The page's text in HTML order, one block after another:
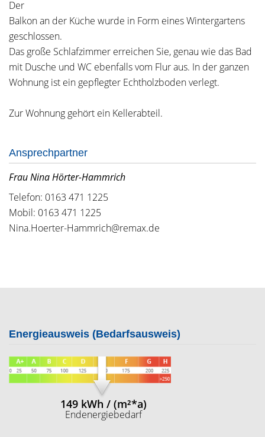
Der
Balkon an der Küche wurde in Form eines Wintergartens
geschlossen.
Das große Schlafzimmer erreichen Sie, genau wie das Bad
mit Dusche und WC ebenfalls vom Flur aus. In der ganzen
Wohnung ist ein gepflegter Echtholzboden verlegt.
Zur Wohnung gehört ein Kellerabteil.
Ansprechpartner
Frau Nina Hörter-Hammrich
Telefon: 0163 471 1225
Mobil: 0163 471 1225
Nina.Hoerter-Hammrich@remax.de
Energieausweis (Bedarfsausweis)
149 kWh / (m²*a)
Endenergiebedarf